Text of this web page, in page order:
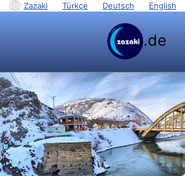
Zazaki Türkçe Deutsch English
.de